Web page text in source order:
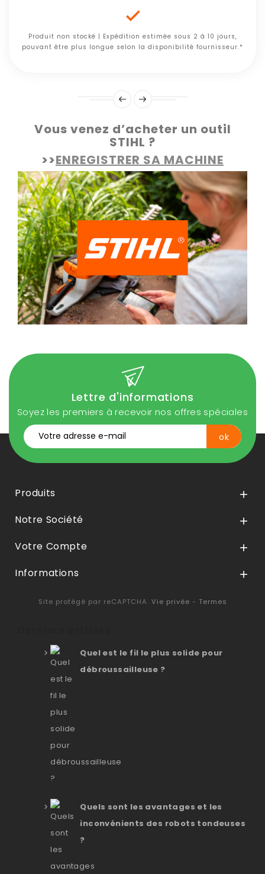

Produit non stocké | Expédition estimée sous 2 à 10 jours,
pouvant être plus longue selon la disponibilité fournisseur.*
Vous venez d’acheter un outil
STIHL ?
>>ENREGISTRER SA MACHINE
Lettre d'informations
Soyez les premiers à recevoir nos offres spéciales
Produits 
Notre Société 
Votre Compte 
Informations 
Site protégé par reCAPTCHA. Vie privée - Termes
Quel est le fil le plus solide pour
débroussailleuse ?
Quels sont les avantages et les
inconvénients des robots tondeuses
?